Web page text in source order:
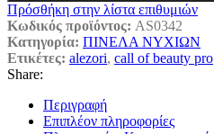
Πρόσθήκη στην λίστα επιθυμιών
Κωδικός προϊόντος: AS0342
Κατηγορία: ΠΙΝΕΛΑ ΝΥΧΙΩΝ
Ετικέτες: alezori, call of beauty pro
Share:
Περιγραφή
Επιπλέον πληροφορίες